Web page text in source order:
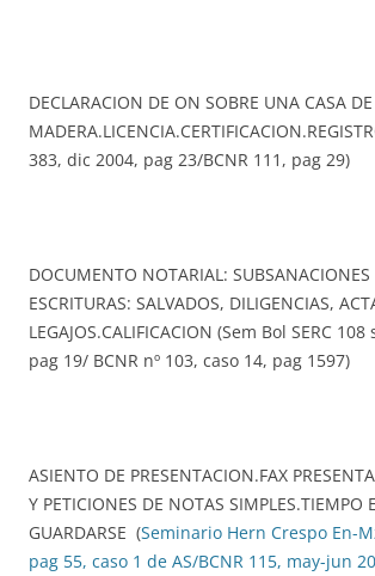
DECLARACION DE ON SOBRE UNA CASA DE
383, dic 2004, pag 23/BCNR 111, pag 29)
DOCUMENTO NOTARIAL: SUBSANACIONES
ESCRITURAS: SALVADOS, DILIGENCIAS,
LEGAJOS.CALIFICACION (Sem Bol SERC
pag 19/ BCNR nº 103, caso 14, pag 1597)
ASIENTO DE PRESENTACION.FAX
Y PETICIONES DE NOTAS SIMPLES.TIEMPO
GUARDARSE (Seminario Hern Crespo En-
pag 55, caso 1 de AS/BCNR 115, may-jun